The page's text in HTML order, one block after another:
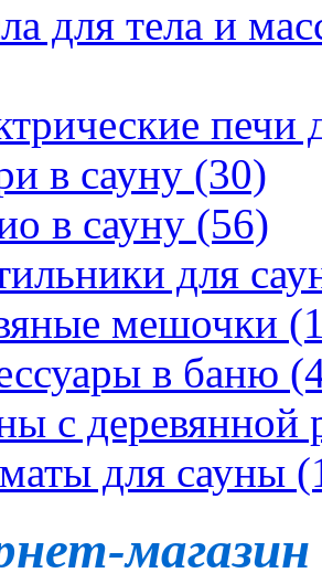
для тела и
печи
в сауну (30)
в сауну (56)
для
мешочки
в баню
с деревянной
для сауны
магазин